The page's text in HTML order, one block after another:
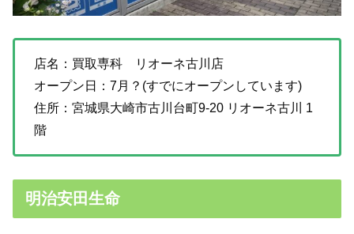
店名：買取専科 リオーネ古川店
オープン日：7月？(すでにオープンしています)
住所：宮城県大崎市古川台町9-20 リオーネ古川 1
階
明治安田生命